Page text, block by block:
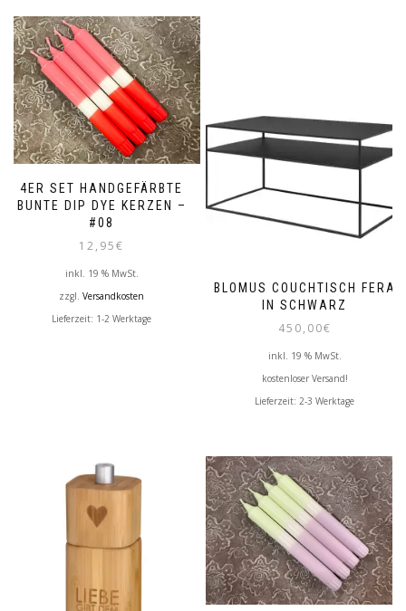
4ER SET HANDGEFÄRBTE
BUNTE DIP DYE KERZEN –
#08
12,95€
inkl. 19 % MwSt.
zzgl. Versandkosten
Lieferzeit: 1-2 Werktage
BLOMUS COUCHTISCH FERA
IN SCHWARZ
450,00€
inkl. 19 % MwSt.
kostenloser Versand!
Lieferzeit: 2-3 Werktage